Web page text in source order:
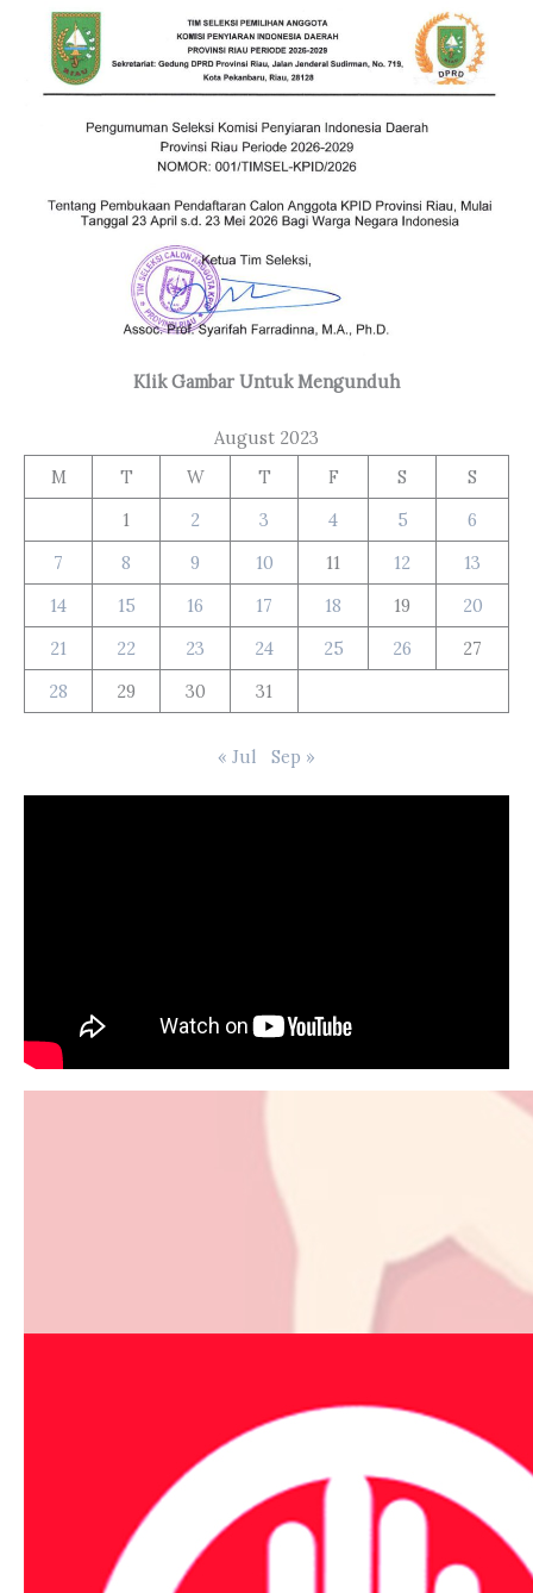
Klik Gambar Untuk Mengunduh
August 2023
M
T W T F S
S
1
2 3 4 5
6
7
8 9 10 11 12
13
14
15 16 17 18 19
20
21
22 23 24 25 26
27
28
29 30 31
« Jul Sep »